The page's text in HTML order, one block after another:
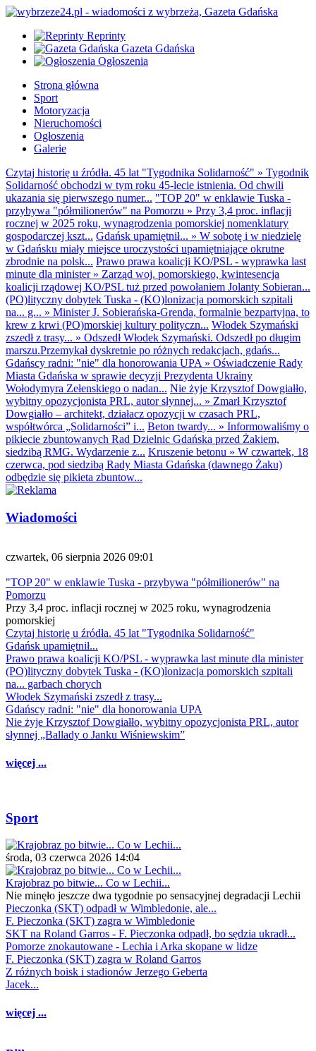
Reprinty
Gazeta Gdańska
Ogłoszenia
Strona główna
Sport
Motoryzacja
Nieruchomości
Ogłoszenia
Galerie
Czytaj historię u źródła. 45 lat "Tygodnika Solidarność" » Tygodnik
Solidarność obchodzi w tym roku 45-lecie istnienia. Od chwili
ukazania się pierwszego numer... "TOP 20" w enklawie Tuska -
przybywa "półmilionerów" na Pomorzu » Przy 3,4 proc. inflacji
rocznej w 2025 roku, wynagrodzenia pomorskiej nomenklatury
gospodarczej kszt... Gdańsk upamiętnił... » W sobotę i w niedzielę
w Gdańsku miały miejsce uroczystości upamiętniające okrutne
zbrodnie na polsk... Prawo prawa koalicji KO/PSL - wyprawka last
minute dla minister» Zarząd woj. pomorskiego, kwintesencja
koalicji rządowej KO/PSL tuż przed powołaniem Jolanty Sobieran...
(PO)lityczny dobytek Tuska - (KO)lonizacja pomorskich szpitali
na... g... » Minister J. Sobierańska-Grenda, formalnie bezpartyjna, to
krew z krwi (PO)morskiej kultury polityczn... Włodek Szymański
zszedł z trasy... » Odszedł Włodek Szymański. Odszedł po długim
marszu.Przemykał dyskretnie po różnych redakcjach, gdańs...
Gdańscy radni: "nie" dla honorowania UPA » Oświadczenie Rady
Miasta Gdańska w sprawie decyzji Prezydenta Ukrainy
Wołodymyra Zełenskiego o nadan... Nie żyje Krzysztof Dowgiałło,
wybitny opozycjonista PRL, autor słynnej... » Zmarł Krzysztof
Dowgiałło – architekt, działacz opozycji w czasach PRL,
współtwórca „Solidarności” i... Beton twardy... » Informowaliśmy o
pikiecie zbuntowanych Rad Dzielnic Gdańska przed Żakiem,
siedzibą RMG. Wydarzenie z... Kruszenie betonu » W czwartek, 18
czerwca, pod siedzibą Rady Miasta Gdańska (dawnego Żaku)
odbędzie się pikieta zbuntow...
Wiadomości
czwartek, 06 sierpnia 2026 09:01
"TOP 20" w enklawie Tuska - przybywa "półmilionerów" na
Pomorzu
Przy 3,4 proc. inflacji rocznej w 2025 roku, wynagrodzenia
pomorskiej
Czytaj historię u źródła. 45 lat "Tygodnika Solidarność"
Gdańsk upamiętnił...
Prawo prawa koalicji KO/PSL - wyprawka last minute dla minister
(PO)lityczny dobytek Tuska - (KO)lonizacja pomorskich szpitali
na... garbach chorych
Włodek Szymański zszedł z trasy...
Gdańscy radni: "nie" dla honorowania UPA
Nie żyje Krzysztof Dowgiałło, wybitny opozycjonista PRL, autor
słynnej „Ballady o Janku Wiśniewskim”
więcej ...
Sport
środa, 03 czerwca 2026 14:04
Krajobraz po bitwie... Co w Lechii...
Nie minęło jeszcze dwa tygodnie po sensacyjnej degradacji Lechii
Pieczonka (SKT) odpadł w Wimbledonie, ale...
F. Pieczonka (SKT) zagra w Wimbledonie
SKT na Roland Garros - F. Pieczonka odpadł, bo sędzia ukradł...
Pomorze znokautowane - Lechia i Arka skopane w lidze
F. Pieczonka (SKT) zagra w Roland Garros
Z różnych boisk i stadionów Jerzego Geberta
Jacek...
więcej ...